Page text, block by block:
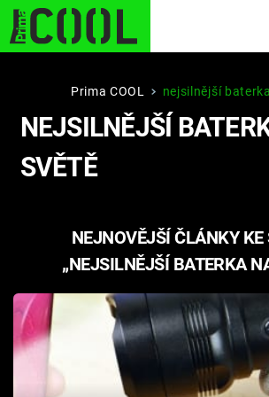
STARHOUSE BUFFY,
ESCAPE PLNEJ KOTEL AVENGERS 5
Témata
Seriály
Hry
Prima COOL nejsilnější
NEJSILNĚJŠÍ
SVĚTĚ
NEJNOVĚJŠÍ ČLÁNKY KE
„NEJSILNĚJŠÍ BATERKA